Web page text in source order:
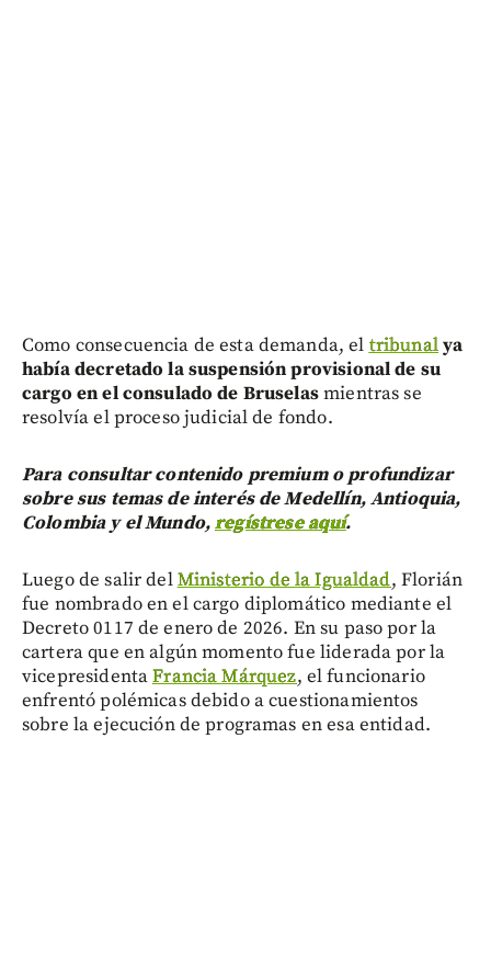
Como consecuencia de esta demanda, el tribunalya
había decretado la suspensión provisional de su
cargo en el consulado de Bruselasmientras se
resolvía el proceso judicial de fondo.
Para consultar contenido premium o profundizar
sobre sus temas de interés de Medellín, Antioquia,
Colombia y el Mundo,regístrese aquí.
Luego de salir delMinisterio de la Igualdad, Florián
fue nombrado en el cargo diplomático mediante el
Decreto 0117 de enero de 2026. En su paso por la
cartera que en algún momento fue liderada por la
vicepresidentaFrancia Márquez, el funcionario
enfrentó polémicas debido a cuestionamientos
sobre la ejecución de programas en esa entidad.